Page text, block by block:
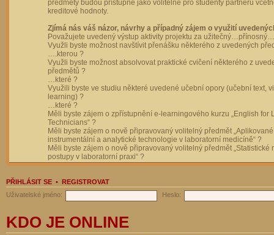
předměty budou přístupné jako volitelné pro studenty partnerů
kreditové hodnoty.
Zjímá nás váš názor, návrhy a případný zájem o využití
Považujete uvedený výstup aktivity projektu za
Využli byste možnost navštívit přenášku některého z uvedených
….kterou ?
Využli byste možnost absolvovat praktické cvičení některého z
předmětů ?
…které ?
Využili byste ve studiu některé uvedené učební opory (učební text,
learning) ?
…které ?
Měli byste zájem o zpřístupnění e-learningového kurzu „English for
Technicians“ ?
Měli byste zájem o nově připravovaný volitelný předmět „Aplikované
instrumentální a analytické technologie v laboratorní medicíně“ ?
Měli byste zájem o nově připravovaný volitelný předmět „Statistické
postupy v laboratorní praxi“ ?
PŘIHLÁSIT SE • REGISTROVAT
Uživatelské jméno:
Heslo:
KDO JE ONLINE